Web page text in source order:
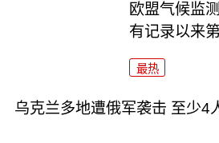
欧盟气候监
有记录以来
最热
乌克兰多地遭俄军袭击 至少4